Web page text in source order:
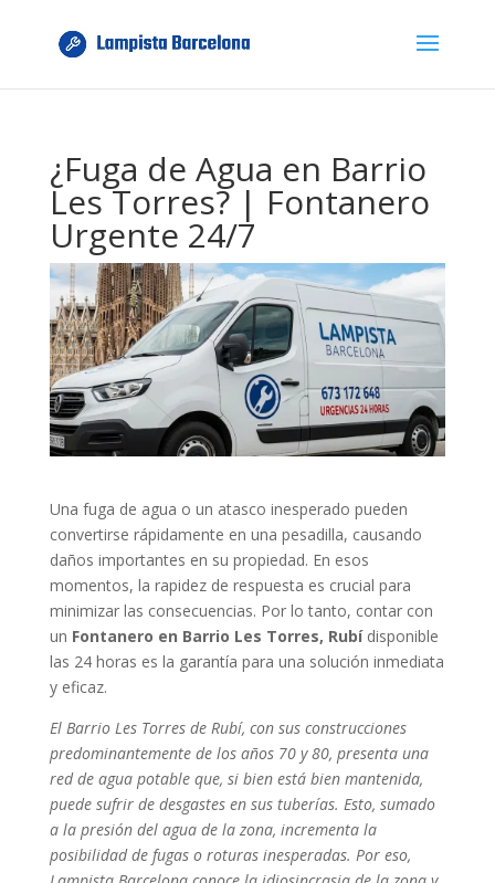
¿Fuga de Agua en Barrio
Les Torres? | Fontanero
Urgente 24/7
Una fuga de agua o un atasco inesperado pueden
convertirse rápidamente en una pesadilla, causando
daños importantes en su propiedad. En esos
momentos, la rapidez de respuesta es crucial para
minimizar las consecuencias. Por lo tanto, contar con
un Fontanero en Barrio Les Torres, Rubídisponible
las 24 horas es la garantía para una solución inmediata
y eficaz.
El Barrio Les Torres de Rubí, con sus construcciones
predominantemente de los años 70 y 80, presenta una
red de agua potable que, si bien está bien mantenida,
puede sufrir de desgastes en sus tuberías. Esto, sumado
a la presión del agua de la zona, incrementa la
posibilidad de fugas o roturas inesperadas. Por eso,